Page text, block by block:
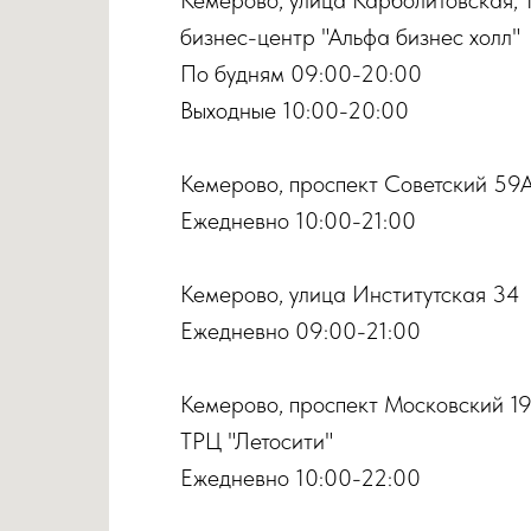
бизнес-центр "Альфа бизнес холл"
По будням 09:00-20:00
Выходные 10:00-20:00
Кемерово, проспект Советский
Ежедневно 10:00-21:00
Кемерово, улица Институтская 34
Ежедневно 09:00-21:00
Кемерово, проспект Московский 19
ТРЦ "Летосити"
Ежедневно 10:00-22:00